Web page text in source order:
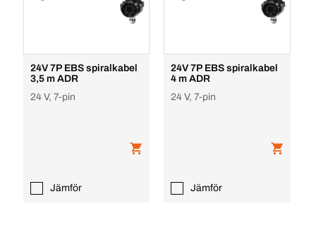
24V 7P EBS spiralkabel
3,5 m ADR
24 V, 7-pin
Jämför
24V 7P EBS spiralkabel
4 m ADR
24 V, 7-pin
Jämför